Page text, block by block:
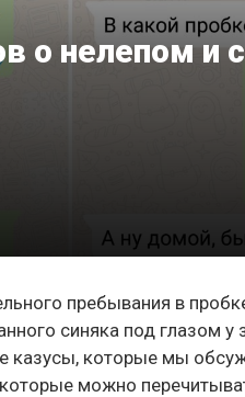
о нелепом и
пребывания в
синяка под глазом
казусы, которые мы
можно